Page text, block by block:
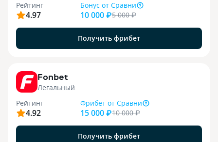
Рейтинг
4.97
Бонус от Сравни
10 000 ₽5 000₽
Получить фрибет
Fonbet
Легальный
Рейтинг
4.92
Фрибет от Сравни
15 000 ₽10 000₽
Получить фрибет